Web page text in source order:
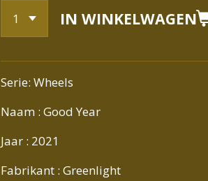
IN WINKELWAGEN
Serie: Wheels
Naam : Good Year
Jaar : 2021
Fabrikant : Greenlight